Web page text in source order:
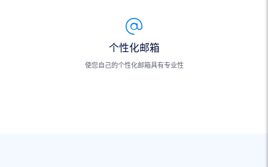
个性化邮箱
使您自己的个性化邮箱具有专业性